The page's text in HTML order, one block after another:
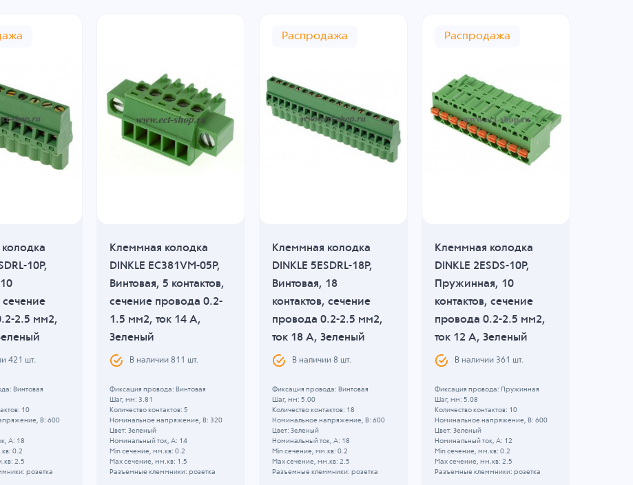
10P,
сечение
2.5 мм2,
421 шт.
Винтовая
10
B: 600
А: 18
0.2
2.5
розетка
Клеммная колодка
DINKLE EC381VM-05P,
Винтовая, 5 контактов,
сечение провода 0.2-
1.5 мм2, ток 14 A,
Зеленый
В наличии811 шт.
Фиксация провода: Винтовая
Шаг, мм: 3.81
Количество контактов: 5
Номинальное напряжение, B: 320
Цвет: Зеленый
Номинальный ток, А: 14
Min сечение, мм.кв: 0.2
Max сечение, мм.кв: 1.5
Разъемные клеммники: розетка
Распродажа
Клеммная колодка
DINKLE 5ESDRL-18P,
Винтовая, 18
контактов, сечение
провода 0.2-2.5 мм2,
ток 18 A, Зеленый
В наличии8 шт.
Фиксация провода: Винтовая
Шаг, мм: 5.00
Количество контактов: 18
Номинальное напряжение, B: 600
Цвет: Зеленый
Номинальный ток, А: 18
Min сечение, мм.кв: 0.2
Max сечение, мм.кв: 2.5
Разъемные клеммники: розетка
Распродажа
Клеммная колодка
DINKLE 2ESDS-10P,
Пружинная, 10
контактов, сечение
провода 0.2-2.5 мм2,
ток 12 A, Зеленый
В наличии 361 шт.
Фиксация провода: Пружинная
Шаг, мм: 5.08
Количество контактов: 10
Номинальное напряжение, B: 600
Цвет: Зеленый
Номинальный ток, А: 12
Min сечение, мм.кв: 0.2
Max сечение, мм.кв: 2.5
Разъемные клеммники: розетка